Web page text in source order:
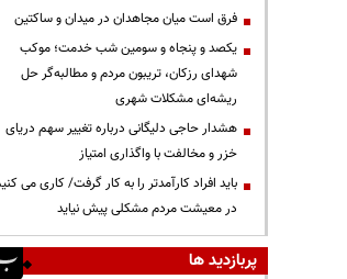
فرق است میان مجاهدان در میدان و ساکتین
یکصد و پنجاه و سومین شب خدمت؛ موکب
شهدای رزکان، تریبون مردم و مطالبه‌گر حل
ریشه‌ای مشکلات شهری
هشدار حاجی دلیگانی درباره تغییر سهم دریای
خزر و مخالفت با واگذاری امتیاز
باید افراد کارآمدتر را به کار گرفت/ کاری می
در معیشت مردم مشکلی پیش نیاید
پربازدید ها